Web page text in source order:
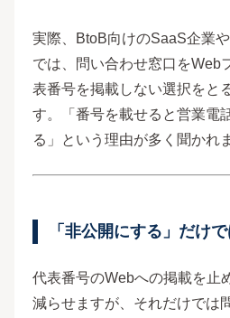
実際、BtoB向けのSaaS企業
では、問い合わせ窓口をWeb
表番号を掲載しない選択をと
す。「番号を載せると営業電
る」という理由が多く聞かれ
「非公開にする」だけ
代表番号のWebへの掲載を止
減らせますが、それだけでは